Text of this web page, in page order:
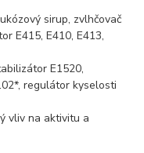
sirup, zvlhčovač
E415, E410, E413,
E1520,
regulátor kyselosti
vliv na aktivitu a